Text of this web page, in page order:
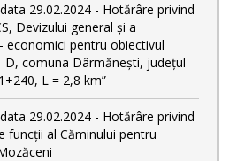
29.02.2024 - Hotărâre privind
Devizului general și a
economici pentru obiectivul
D, comuna Dârmănești, județul
L = 2,8 km”
29.02.2024 - Hotărâre privind
funcţii al Căminului pentru